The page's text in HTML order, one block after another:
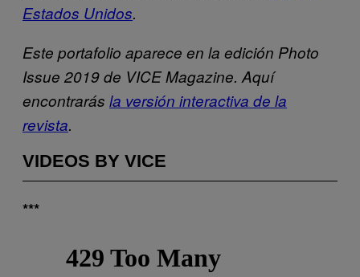
Estados Unidos.
Este portafolio aparece en la edición Photo
Issue 2019 de VICE Magazine. Aquí
encontrarás la versión interactiva de la
revista.
VIDEOS BY VICE
***